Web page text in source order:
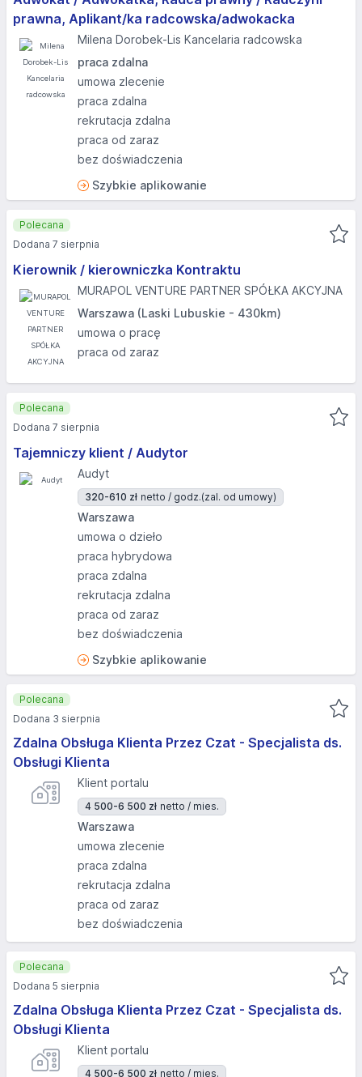
prawna, Aplikant/ka radcowska/adwokacka
Milena Dorobek-Lis Kancelaria radcowska
praca zdalna
umowa zlecenie
praca zdalna
rekrutacja zdalna
praca od zaraz
bez doświadczenia
Szybkie aplikowanie
Kierownik / kierowniczka Kontraktu
MURAPOL VENTURE PARTNER SPÓŁKA AKCYJNA
Warszawa (Laski Lubuskie - 430km)
umowa o pracę
praca od zaraz
Polecana
Dodana 7 sierpnia
Tajemniczy klient / Audytor
Audyt
320-610 zł netto / godz.(zal. od umowy)
Warszawa
umowa o dzieło
praca hybrydowa
praca zdalna
rekrutacja zdalna
praca od zaraz
bez doświadczenia
Szybkie aplikowanie
Polecana
Dodana 7 sierpnia
Zdalna Obsługa Klienta Przez Czat - Specjalista ds.
Obsługi Klienta
Klient portalu
4 500-6 500 zł netto / mies.
Warszawa
umowa zlecenie
praca zdalna
rekrutacja zdalna
praca od zaraz
bez doświadczenia
Polecana
Dodana 3 sierpnia
Zdalna Obsługa Klienta Przez Czat - Specjalista ds.
Obsługi Klienta
Klient portalu
4 500-6 500 zł netto / mies.
Polecana
Dodana 5 sierpnia